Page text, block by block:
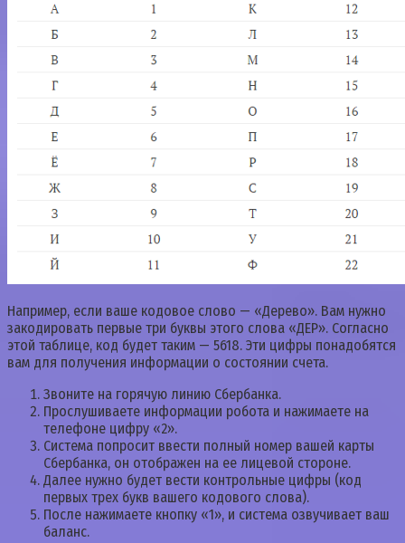
Например, если ваше кодовое слово — «Дерево». Вам нужно
закодировать первые три буквы этого слова «ДЕР». Согласно
этой таблице, код будет таким — 5618. Эти цифры понадобятся
вам для получения информации о состоянии счета.
Звоните на горячую линию Сбербанка.
Прослушиваете информации робота и нажимаете на
телефоне цифру «2».
Система попросит ввести полный номер вашей карты
Сбербанка, он отображен на ее лицевой стороне.
Далее нужно будет вести контрольные цифры (код
первых трех букв вашего кодового слова).
После нажимаете кнопку «1», и система озвучивает ваш
баланс.